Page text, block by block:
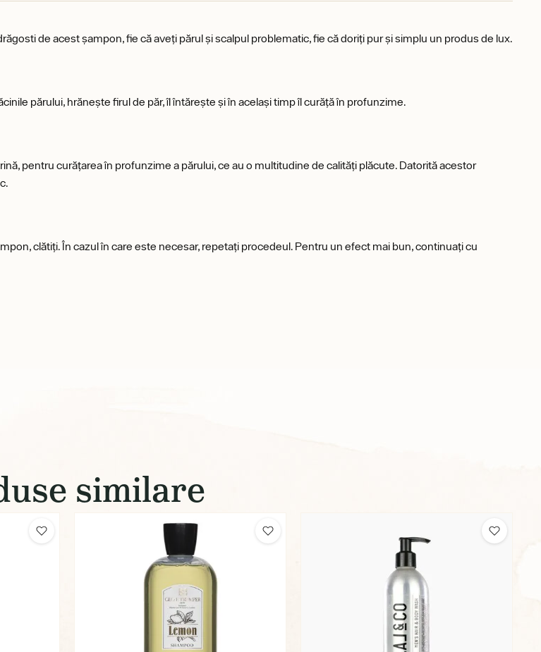
de acest șampon, fie că aveți părul și scalpul problematic, fie că doriți pur și simplu un produs de lux.
părului, hrănește firul de păr, îl întărește și în același timp îl curăță în profunzime.
pentru curățarea în profunzime a părului, ce au o multitudine de calități plăcute. Datorită acestor
clătiți. În cazul în care este necesar, repetați procedeul. Pentru un efect mai bun, continuați cu
similare